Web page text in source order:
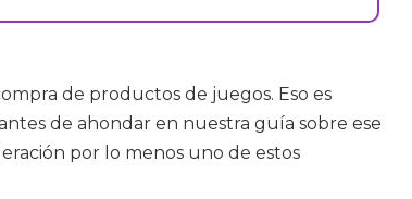
de productos de juegos. Eso es
de ahondar en nuestra guía sobre ese
por lo menos uno de estos